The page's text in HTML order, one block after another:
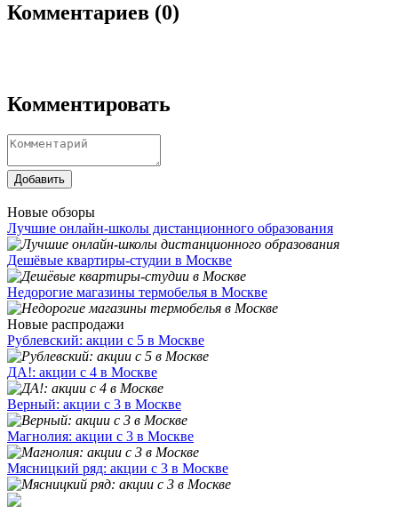
Комментариев (0)
Комментировать
Добавить
Новые обзоры
Лучшие онлайн-школы дистанционного образования
Дешёвые квартиры-студии в Москве
Недорогие магазины термобелья в Москве
Новые распродажи
Рублевский: акции с 5 в Москве
ДА!: акции с 4 в Москве
Верный: акции с 3 в Москве
Магнолия: акции с 3 в Москве
Мясницкий ряд: акции с 3 в Москве